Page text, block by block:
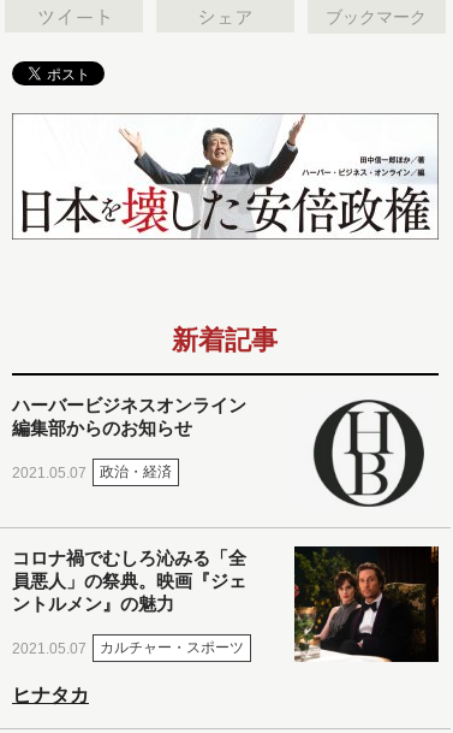
ブックマーク
新着記事
ハーバービジネスオンライン
編集部からのお知らせ
2021.05.07 政治・経済
コロナ禍でむしろ沁みる「全
員悪人」の祭典。映画『ジェ
ントルメン』の魅力
2021.05.07 カルチャー・スポーツ
ヒナタカ